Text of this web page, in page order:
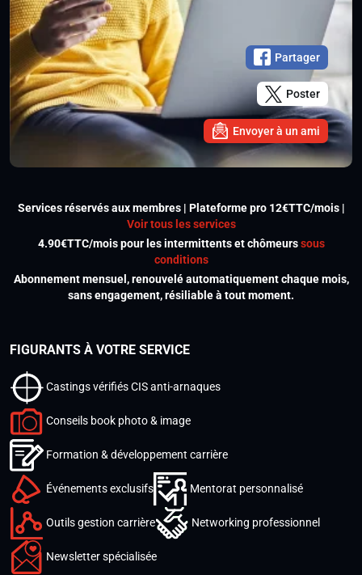
Partager
Poster
Envoyer à un ami
Services réservés aux membres | Plateforme pro 12€TTC/mois |
Voir tous les services
4.90€TTC/mois pour les intermittents et chômeurssous
conditions
Abonnement mensuel, renouvelé automatiquement chaque mois,
sans engagement, résiliable à tout moment.
FIGURANTS À VOTRE SERVICE
Castings vérifiés CIS anti-arnaques
Conseils book photo & image
Formation & développement carrière
Événements exclusifs Mentorat personnalisé
Outils gestion carrière Networking professionnel
Newsletter spécialisée